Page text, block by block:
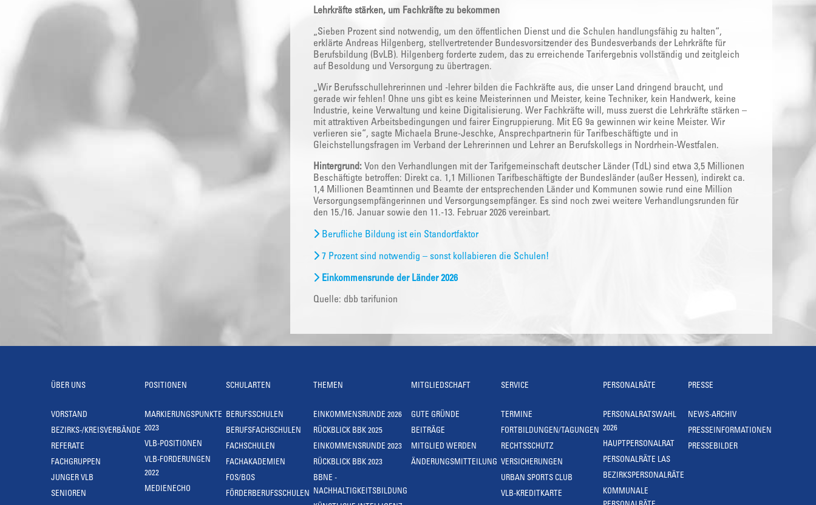
Lehrkräfte stärken, um Fachkräfte zu bekommen
„Sieben Prozent sind notwendig, um den öffentlichen Dienst und die Schulen handlungsfähig zu halten“,
erklärte Andreas Hilgenberg, stellvertretender Bundesvorsitzender des Bundesverbands der Lehrkräfte für
Berufsbildung (BvLB). Hilgenberg forderte zudem, das zu erreichende Tarifergebnis vollständig und zeitgleich
auf Besoldung und Versorgung zu übertragen.
„Wir Berufsschullehrerinnen und -lehrer bilden die Fachkräfte aus, die unser Land dringend braucht, und
gerade wir fehlen! Ohne uns gibt es keine Meisterinnen und Meister, keine Techniker, kein Handwerk, keine
Industrie, keine Verwaltung und keine Digitalisierung. Wer Fachkräfte will, muss zuerst die Lehrkräfte stärken –
mit attraktiven Arbeitsbedingungen und fairer Eingruppierung. Mit EG 9a gewinnen wir keine Meister. Wir
verlieren sie“, sagte Michaela Brune-Jeschke, Ansprechpartnerin für Tarifbeschäftigte und in
Gleichstellungsfragen im Verband der Lehrerinnen und Lehrer an Berufskollegs in Nordrhein-Westfalen.
Hintergrund: Von den Verhandlungen mit der Tarifgemeinschaft deutscher Länder (TdL) sind etwa 3,5 Millionen
Beschäftigte betroffen: Direkt ca. 1,1 Millionen Tarifbeschäftigte der Bundesländer (außer Hessen), indirekt ca.
1,4 Millionen Beamtinnen und Beamte der entsprechenden Länder und Kommunen sowie rund eine Million
Versorgungsempfängerinnen und Versorgungsempfänger. Es sind noch zwei weitere Verhandlungsrunden für
den 15./16. Januar sowie den 11.-13. Februar 2026 vereinbart.
Berufliche Bildung ist ein Standortfaktor
7 Prozent sind notwendig – sonst kollabieren die Schulen!
Einkommensrunde der Länder 2026
Quelle: dbb tarifunion
ÜBER UNS
VORSTAND
BEZIRKS-/KREISVERBÄNDE
REFERATE
FACHGRUPPEN
JUNGER VLB
SENIOREN
POSITIONEN
MARKIERUNGSPUNKTE
2023
VLB-POSITIONEN
VLB-FORDERUNGEN
2022
MEDIENECHO
SCHULARTEN
BERUFSSCHULEN
BERUFSFACHSCHULEN
FACHSCHULEN
FACHAKADEMIEN
FOS/BOS
FÖRDERBERUFSSCHULEN
THEMEN
EINKOMMENSRUNDE 2026
RÜCKBLICK BBK 2025
EINKOMMENSRUNDE 2023
RÜCKBLICK BBK 2023
BBNE -
NACHHALTIGKEITSBILDUNG
MITGLIEDSCHAFT
GUTE GRÜNDE
BEITRÄGE
MITGLIED WERDEN
ÄNDERUNGSMITTEILUNG
SERVICE
TERMINE
FORTBILDUNGEN/TAGUNGEN
RECHTSSCHUTZ
VERSICHERUNGEN
URBAN SPORTS CLUB
VLB-KREDITKARTE
PERSONALRÄTE
PERSONALRATSWAHL
2026
HAUPTPERSONALRAT
PERSONALRÄTE LAS
BEZIRKSPERSONALRÄTE
KOMMUNALE
PRESSE
NEWS-ARCHIV
PRESSEINFORMATIONEN
PRESSEBILDER